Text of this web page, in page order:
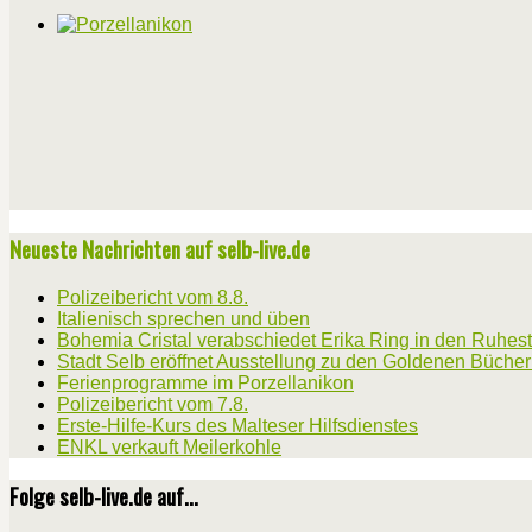
Neueste Nachrichten auf selb-live.de
Polizeibericht vom 8.8.
Italienisch sprechen und üben
Bohemia Cristal verabschiedet Erika Ring in den
Stadt Selb eröffnet Ausstellung zu den Goldenen
Ferienprogramme im Porzellanikon
Polizeibericht vom 7.8.
Erste-Hilfe-Kurs des Malteser Hilfsdienstes
ENKL verkauft Meilerkohle
Folge selb-live.de auf...